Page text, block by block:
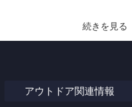
続きを見る
アウトドア関連情報